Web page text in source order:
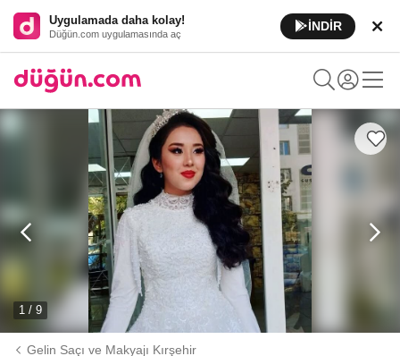
Uygulamada daha kolay!
Düğün.com uygulamasında aç
İNDİR
1 / 9
Gelin Saçı ve Makyajı Kırşehir